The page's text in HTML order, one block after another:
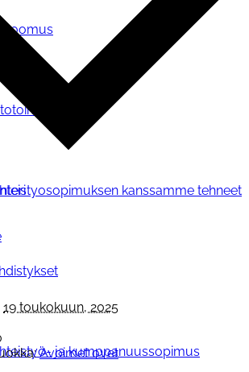
kanssamme tehneet
ja kumppanuussopimus
19 toukokuun, 2025
Avoimet ovet